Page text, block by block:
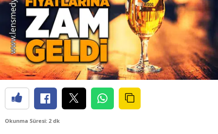
Okunma Süresi: 2 dk